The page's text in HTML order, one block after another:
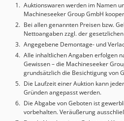
Auktionswaren werden im Namen
Machineseeker Group GmbH
Bei allen genannten Preisen bzw.
Nettoangaben zzgl. der
Angegebene Demontage- und
Alle inhaltlichen Angaben erfolgen
Gewissen – die Machineseeker
grundsätzlich die Besichtigung von
Die Laufzeit einer Auktion kann
Gründen angepasst werden.
Die Abgabe von Geboten ist
vorbehalten. Veräußerung